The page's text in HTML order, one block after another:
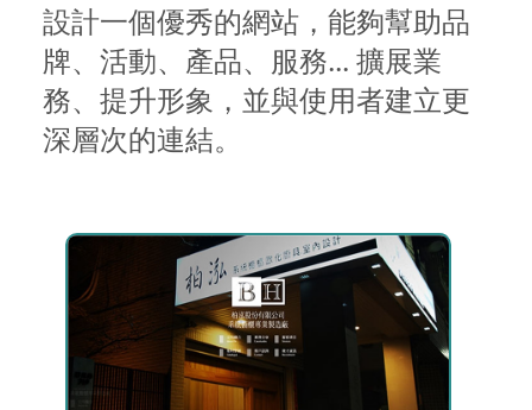
設計一個優秀的網站，能夠幫助品
牌、活動、產品、服務... 擴展業
務、提升形象，並與使用者建立更
深層次的連結。